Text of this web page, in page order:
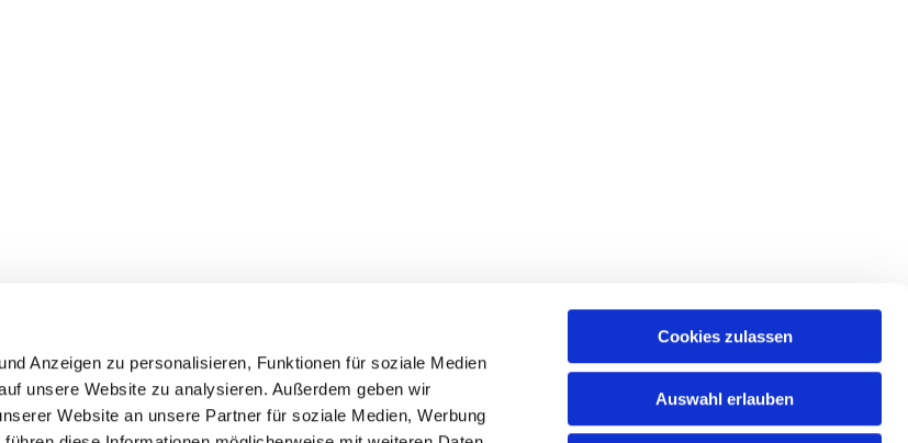
Anzeigen zu personalisieren, Funktionen für soziale Medien
unsere Website zu analysieren. Außerdem geben wir
Website an unsere Partner für soziale Medien, Werbung
Cookies zulassen
Auswahl erlauben